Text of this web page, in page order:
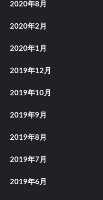
2020年8月
2020年2月
2020年1月
2019年12月
2019年10月
2019年9月
2019年8月
2019年7月
2019年6月